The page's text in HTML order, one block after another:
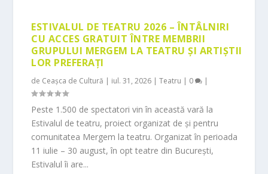
ESTIVALUL DE TEATRU 2026 – ÎNTÂLNIRI
CU ACCES GRATUIT ÎNTRE MEMBRII
GRUPULUI MERGEM LA TEATRU ȘI ARTIȘTII
LOR PREFERAȚI
de Ceașca de Cultură | iul. 31, 2026 |Teatru | 0 |
Peste 1.500 de spectatori vin în această vară la
Estivalul de teatru, proiect organizat de și pentru
comunitatea Mergem la teatru. Organizat în perioada
11 iulie – 30 august, în opt teatre din București,
Estivalul îi are...